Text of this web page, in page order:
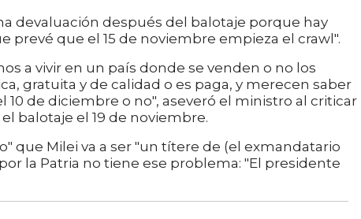
devaluación después del balotaje porque hay
prevé que el 15 de noviembre empieza el crawl".
a vivir en un país donde se venden o no los
gratuita y de calidad o es paga, y merecen saber
de diciembre o no", aseveró el ministro al criticar
balotaje el 19 de noviembre.
que Milei va a ser "un títere de (el exmandatario
la Patria no tiene ese problema: "El presidente